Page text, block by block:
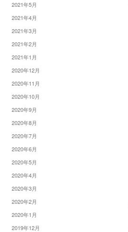
2021年5月
2021年4月
2021年3月
2021年2月
2021年1月
2020年12月
2020年11月
2020年10月
2020年9月
2020年8月
2020年7月
2020年6月
2020年5月
2020年4月
2020年3月
2020年2月
2020年1月
2019年12月